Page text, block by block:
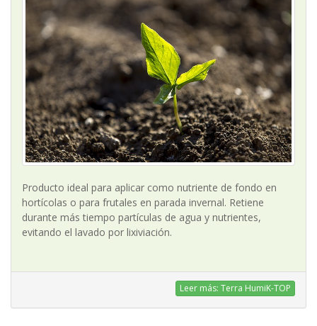
Producto ideal para aplicar como nutriente de fondo en
hortícolas o para frutales en parada invernal. Retiene
durante más tiempo partículas de agua y nutrientes,
evitando el lavado por lixiviación.
Leer más: Terra HumiK-TOP